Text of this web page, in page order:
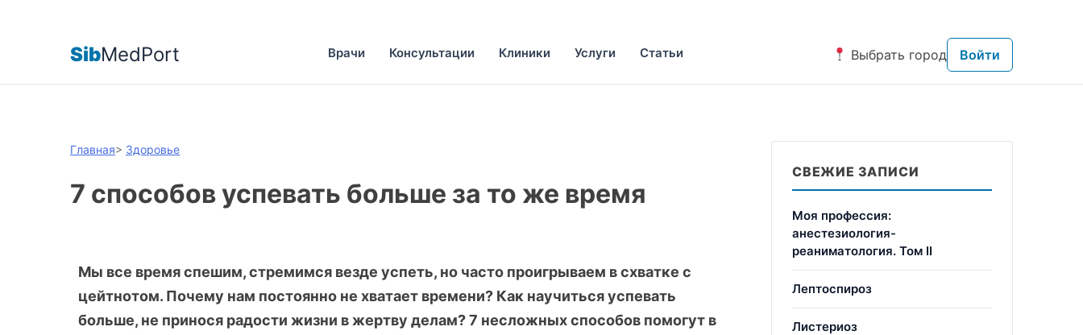
SibMedPort Врачи Консультации Клиники Услуги Статьи Выбрать город Войти
Главная> Здоровье
7 способов успевать больше за то же время
Мы все время спешим, стремимся везде успеть, но часто проигрываем в схватке с
цейтнотом. Почему нам постоянно не хватает времени? Как научиться успевать
больше, не принося радости жизни в жертву делам? 7 несложных способов помогут в
СВЕЖИЕ ЗАПИСИ
Моя профессия:
анестезиология-
реаниматология. Том II
Лептоспироз
Листериоз